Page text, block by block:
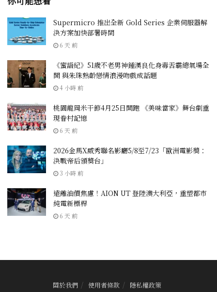
Supermicro 推出全新 Gold Series 企業伺服器解
決方案加快部署時間
6 天 前
《蜜語紀》51歲不老男神鍾漢良化身毒舌霸總氣場全
開 與朱珠熟齡戀情浪漫吻戲成話題
4 小時 前
桃園龍岡米干節4月25日開跑 《美味當家》舞台劇重
現眷村記憶
6 天 前
2026金馬X威秀聯名影廳5/8至7/23「歐洲電影獎：
決戰帝后頒獎台」
3 小時 前
遠離油價焦慮！AION UT 登陸澳大利亞，重塑都市
純電新標桿
6 天 前
關於我們 使用者條款 隱私權政策